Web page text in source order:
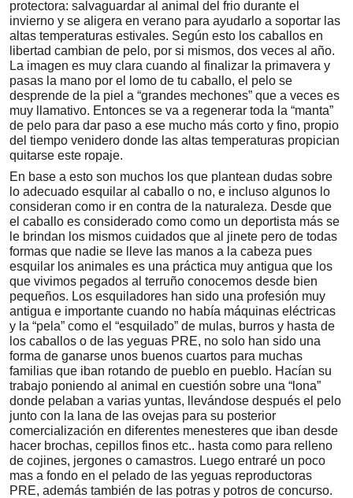
protectora: salvaguardar al animal del frio durante el
invierno y se aligera en verano para ayudarlo a soportar las
altas temperaturas estivales. Según esto los caballos en
libertad cambian de pelo, por si mismos, dos veces al año.
La imagen es muy clara cuando al finalizar la primavera y
pasas la mano por el lomo de tu caballo, el pelo se
desprende de la piel a “grandes mechones” que a veces es
muy llamativo. Entonces se va a regenerar toda la “manta”
de pelo para dar paso a ese mucho más corto y fino, propio
del tiempo venidero donde las altas temperaturas propician
quitarse este ropaje.
En base a esto son muchos los que plantean dudas sobre
lo adecuado esquilar al caballo o no, e incluso algunos lo
consideran como ir en contra de la naturaleza. Desde que
el caballo es considerado como como un deportista más se
le brindan los mismos cuidados que al jinete pero de todas
formas que nadie se lleve las manos a la cabeza pues
esquilar los animales es una práctica muy antigua que los
que vivimos pegados al terruño conocemos desde bien
pequeños. Los esquiladores han sido una profesión muy
antigua e importante cuando no había máquinas eléctricas
y la “pela” como el “esquilado” de mulas, burros y hasta de
los caballos o de las yeguas PRE, no solo han sido una
forma de ganarse unos buenos cuartos para muchas
familias que iban rotando de pueblo en pueblo. Hacían su
trabajo poniendo al animal en cuestión sobre una “lona”
donde pelaban a varias yuntas, llevándose después el pelo
junto con la lana de las ovejas para su posterior
comercialización en diferentes menesteres que iban desde
hacer brochas, cepillos finos etc.. hasta como para relleno
de cojines, jergones o camastros. Luego entraré un poco
mas a fondo en el pelado de las yeguas reproductoras
PRE, además también de las potras y potros de concurso.